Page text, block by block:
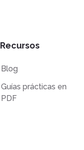
Recursos
Blog
Guías prácticas en
PDF